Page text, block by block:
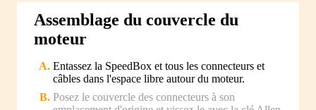
Assemblage du couvercle du
moteur
Entassez la SpeedBox et tous les connecteurs et
câbles dans l'espace libre autour du moteur.
Posez le couvercle des connecteurs à son